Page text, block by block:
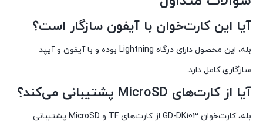
آیا این کارت‌خوان با آیفون سازگار است؟
بله، این محصول دارای درگاه Lightning بوده و با آیفون و آیپد
سازگاری کامل دارد.
آیا از کارت‌های MicroSD پشتیبانی می‌کند؟
بله، کارت‌خوان GD-DK103 از کارت‌های TF و MicroSD پشتیبانی